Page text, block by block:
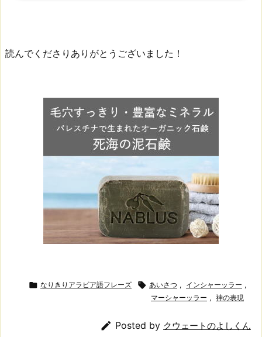
読んでくださりありがとうございました！
 なりきりアラビア語フレーズ  あいさつ , インシャーッラー ,
マーシャーッラー , 神の表現
 Posted by クウェートのよしくん